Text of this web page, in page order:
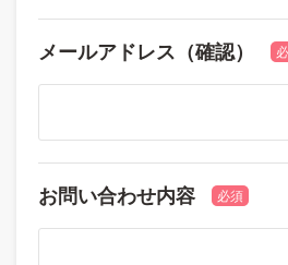
メールアドレス（確認）
お問い合わせ内容 必須